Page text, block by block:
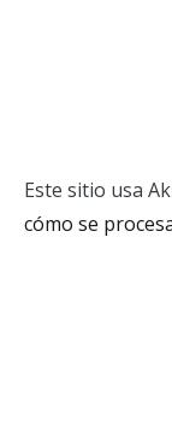
Este sitio usa
cómo se